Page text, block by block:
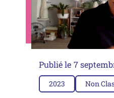
Publié le 7
2023 Non